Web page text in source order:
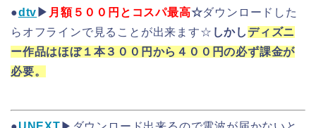
●dtv ▶ 月額５００円とコスパ最高☆ダウンロードした
らオフラインで見ることが出来ます☆ しかし ディズニ
ー作品はほぼ１本３００円から４００円の必ず課金が
必要。